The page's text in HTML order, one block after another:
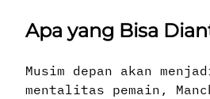
Apa yang Bisa
Musim depan akan
mentalitas pemain,